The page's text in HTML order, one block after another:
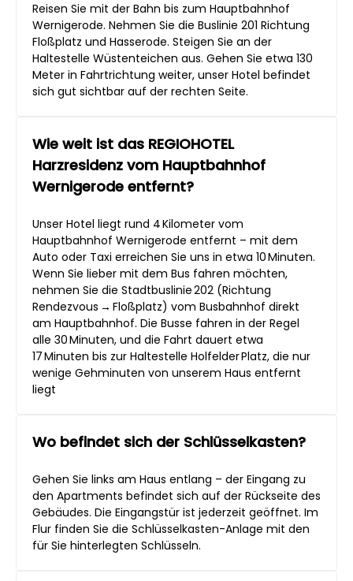
Reisen Sie mit der Bahn bis zum Hauptbahnhof
Wernigerode. Nehmen Sie die Buslinie 201 Richtung
Floßplatz und Hasserode. Steigen Sie an der
Haltestelle Wüstenteichen aus. Gehen Sie etwa 130
Meter in Fahrtrichtung weiter, unser Hotel befindet
sich gut sichtbar auf der rechten Seite.
Wie weit ist das REGIOHOTEL
Harzresidenz vom Hauptbahnhof
Wernigerode entfernt?
Unser Hotel liegt rund 4 Kilometer vom
Hauptbahnhof Wernigerode entfernt – mit dem
Auto oder Taxi erreichen Sie uns in etwa 10 Minuten.
Wenn Sie lieber mit dem Bus fahren möchten,
nehmen Sie die Stadtbuslinie 202 (Richtung
Rendezvous → Floßplatz) vom Busbahnhof direkt
am Hauptbahnhof. Die Busse fahren in der Regel
alle 30 Minuten, und die Fahrt dauert etwa
17 Minuten bis zur Haltestelle Holfelder Platz, die nur
wenige Gehminuten von unserem Haus entfernt
liegt
Wo befindet sich der Schlüsselkasten?
Gehen Sie links am Haus entlang – der Eingang zu
den Apartments befindet sich auf der Rückseite des
Gebäudes. Die Eingangstür ist jederzeit geöffnet. Im
Flur finden Sie die Schlüsselkasten-Anlage mit den
für Sie hinterlegten Schlüsseln.